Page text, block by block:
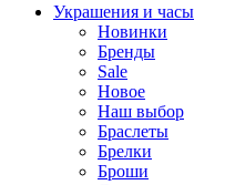
Украшения и часы
Новинки
Бренды
Sale
Новое
Наш выбор
Браслеты
Брелки
Броши